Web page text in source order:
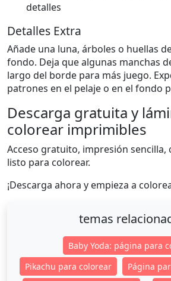
detalles
Detalles Extra
Añade una luna, árboles o huellas
fondo. Deja que algunas manchas
largo del borde para más juego.
patrones en el pelaje o en el fondo
Descarga gratuita y
colorear imprimibles
Acceso gratuito, impresión sencilla,
listo para colorear.
¡Descarga ahora y empieza a
temas
Baby Yoda: página para
Pikachu para colorear
Página